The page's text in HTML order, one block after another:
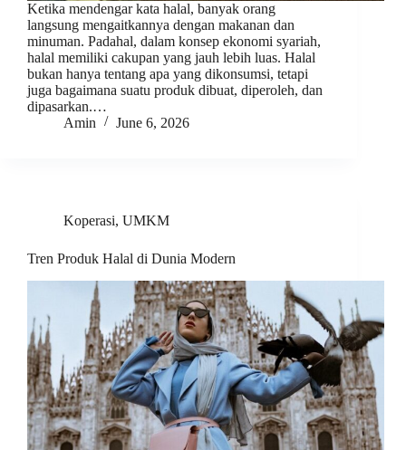
Ketika mendengar kata halal, banyak orang
langsung mengaitkannya dengan makanan dan
minuman. Padahal, dalam konsep ekonomi syariah,
halal memiliki cakupan yang jauh lebih luas. Halal
bukan hanya tentang apa yang dikonsumsi, tetapi
juga bagaimana suatu produk dibuat, diperoleh, dan
dipasarkan.…
Amin
June 6, 2026
Koperasi, UMKM
Tren Produk Halal di Dunia Modern